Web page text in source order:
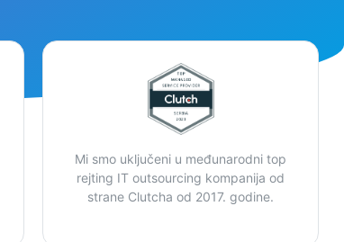
Mi smo uključeni u međunarodni top
rejting IT outsourcing kompanija od
strane Clutcha od 2017. godine.